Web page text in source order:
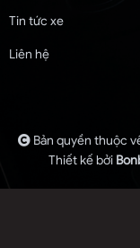
Tin tức xe
Liên hệ
Bản quyền thuộc
Thiết kế bởi